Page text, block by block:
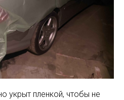
укрыт пленкой, чтобы не